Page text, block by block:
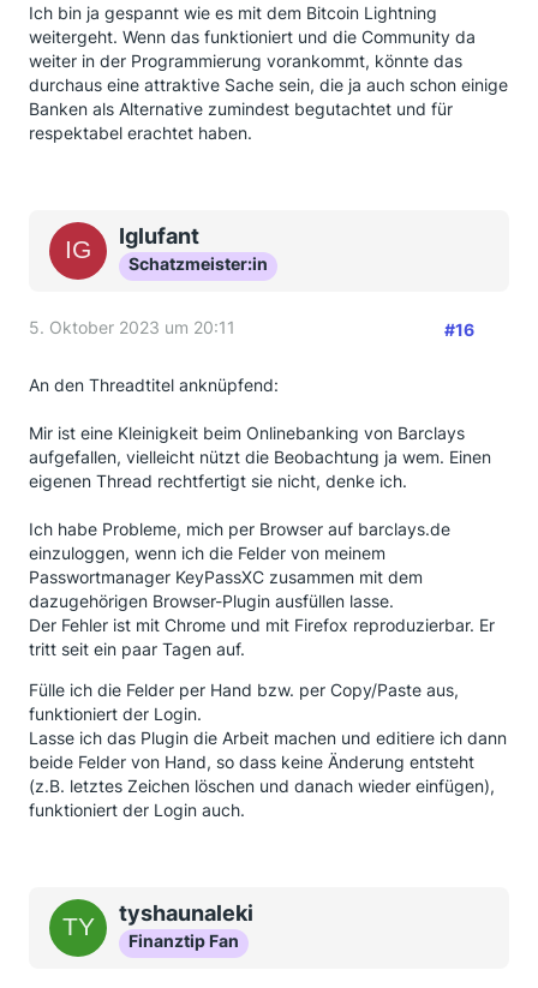
Ich bin ja gespannt wie es mit dem Bitcoin Lightning
weitergeht. Wenn das funktioniert und die Community da
weiter in der Programmierung vorankommt, könnte das
durchaus eine attraktive Sache sein, die ja auch schon einige
Banken als Alternative zumindest begutachtet und für
respektabel erachtet haben.
Iglufant
Schatzmeister:in
5. Oktober 2023 um 20:11 #16
An den Threadtitel anknüpfend:
Mir ist eine Kleinigkeit beim Onlinebanking von Barclays
aufgefallen, vielleicht nützt die Beobachtung ja wem. Einen
eigenen Thread rechtfertigt sie nicht, denke ich.
Ich habe Probleme, mich per Browser auf barclays.de
einzuloggen, wenn ich die Felder von meinem
Passwortmanager KeyPassXC zusammen mit dem
dazugehörigen Browser-Plugin ausfüllen lasse.
Der Fehler ist mit Chrome und mit Firefox reproduzierbar. Er
tritt seit ein paar Tagen auf.
Fülle ich die Felder per Hand bzw. per Copy/Paste aus,
funktioniert der Login.
Lasse ich das Plugin die Arbeit machen und editiere ich dann
beide Felder von Hand, so dass keine Änderung entsteht
(z.B. letztes Zeichen löschen und danach wieder einfügen),
funktioniert der Login auch.
tyshaunaleki
Finanztip Fan